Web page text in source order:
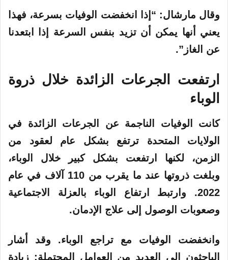
وقال مارشال: “إذا انخفضت الوفيات بسرعة، فهذا
يعني أنها يمكن أن تزيد بنفس السرعة إذا ابتعدنا
عن الغاز”.
ارتفعت الجرعات الزائدة خلال ذروة
الوباء
كانت الوفيات الناجمة عن الجرعات الزائدة في
الولايات المتحدة ترتفع بشكل عام لعقود من
الزمن، لكنها ارتفعت بشكل كبير خلال الوباء،
وبلغت ذروتها عند ما يقرب من 110 آلاف في عام
2022. وارتبط ارتفاع الوباء بالعزلة الاجتماعية
وصعوبات الوصول إلى علاج الإدمان.
وانخفضت الوفيات مع تراجع الوباء. وقد أشار
الباحثون إلى العديد من العوامل المحتملة: زيادة